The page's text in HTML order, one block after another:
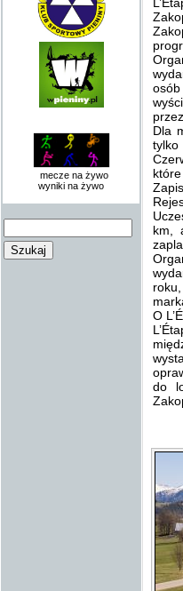
mecze na żywo
wyniki na żywo
Dla
tylko
km,
O
do